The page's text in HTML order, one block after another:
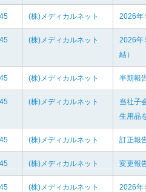
(株)メディカルネット 2026年
(株)メディカルネット
2026年
結）
(株)メディカルネット 半期報
(株)メディカルネット
当社子
生用品
(株)メディカルネット 訂正報
(株)メディカルネット 変更報
(株)メディカルネット 2026年